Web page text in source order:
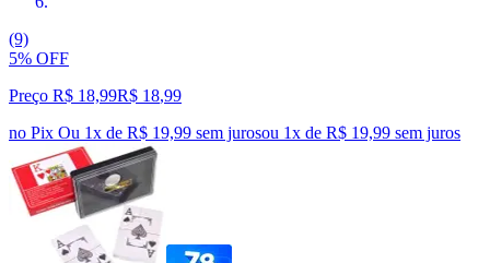
(9)
5% OFF
Preço R$ 18,99R$ 18,99
no Pix Ou 1x de R$ 19,99 sem jurosou 1x de R$ 19,99 sem juros